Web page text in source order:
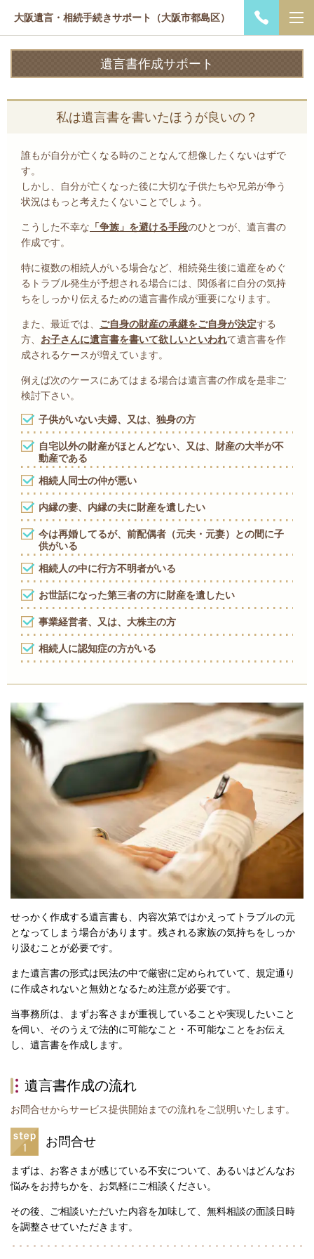
大阪遺言・相続手続きサポート（大阪市都島区）
遺言書作成サポート
私は遺言書を書いたほうが良いの？
誰もが自分が亡くなる時のことなんて想像したくないはずで
す。
しかし、自分が亡くなった後に大切な子供たちや兄弟が争う
状況はもっと考えたくないことでしょう。
こうした不幸な 「争族」を避ける手段のひとつが、遺言書の
作成です。
特に複数の相続人がいる場合など、相続発生後に遺産をめぐ
るトラブル発生が予想される場合には、関係者に自分の気持
ちをしっかり伝えるための遺言書作成が重要になります。
また、最近では、 ご自身の財産の承継をご自身が決定する
方、 お子さんに遺言書を書いて欲しいといわれて遺言書を作
成されるケースが増えています。
例えば次のケースにあてはまる場合は遺言書の作成を是非ご
検討下さい。
子供がいない夫婦、又は、独身の方
自宅以外の財産がほとんどない、又は、財産の大半が不
動産である
相続人同士の仲が悪い
内縁の妻、内縁の夫に財産を遺したい
今は再婚してるが、前配偶者（元夫・元妻）との間に子
供がいる
相続人の中に行方不明者がいる
お世話になった第三者の方に財産を遺したい
事業経営者、又は、大株主の方
相続人に認知症の方がいる
せっかく作成する遺言書も、内容次第ではかえってトラブルの元
となってしまう場合があります。残される家族の気持ちをしっか
り汲むことが必要です。
また遺言書の形式は民法の中で厳密に定められていて、規定通り
に作成されないと無効となるため注意が必要です。
当事務所は、まずお客さまが重視していることや実現したいこと
を伺い、そのうえで法的に可能なこと・不可能なことをお伝え
し、遺言書を作成します。
遺言書作成の流れ
お問合せからサービス提供開始までの流れをご説明いたします。
お問合せ
まずは、お客さまが感じている不安について、あるいはどんなお
悩みをお持ちかを、お気軽にご相談ください。
その後、ご相談いただいた内容を加味して、無料相談の面談日時
を調整させていただきます。